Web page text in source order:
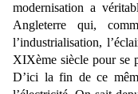
modernisation a
Angleterre qui,
l’industrialisation,
XIXème siècle pour se
D’ici la fin de ce